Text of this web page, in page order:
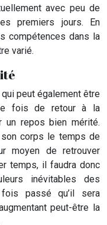
avec peu de
premiers jours. En
compétences dans la
varié.
peut également être
fois de retour à la
un repos bien mérité.
corps le temps de
moyen de retrouver
temps, il faudra donc
inévitables des
fois passé qu’il sera
peut-être la